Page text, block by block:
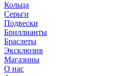
Кольца
Серьги
Подвески
Бриллианты
Браслеты
Эксклюзив
Магазины
О нас